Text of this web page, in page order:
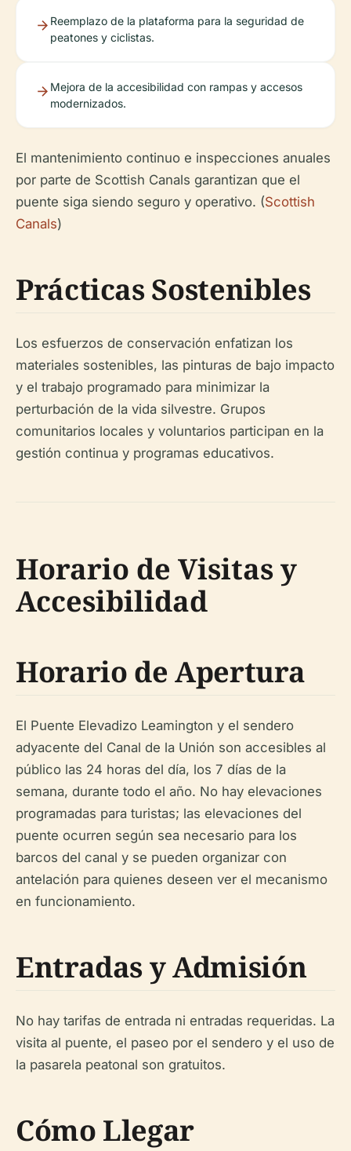
Reemplazo de la plataforma para la seguridad de
peatones y ciclistas.
Mejora de la accesibilidad con rampas y accesos
modernizados.
El mantenimiento continuo e inspecciones anuales
por parte de Scottish Canals garantizan que el
puente siga siendo seguro y operativo. (Scottish
Canals)
Prácticas Sostenibles
Los esfuerzos de conservación enfatizan los
materiales sostenibles, las pinturas de bajo impacto
y el trabajo programado para minimizar la
perturbación de la vida silvestre. Grupos
comunitarios locales y voluntarios participan en la
gestión continua y programas educativos.
Horario de Visitas y
Accesibilidad
Horario de Apertura
El Puente Elevadizo Leamington y el sendero
adyacente del Canal de la Unión son accesibles al
público las 24 horas del día, los 7 días de la
semana, durante todo el año. No hay elevaciones
programadas para turistas; las elevaciones del
puente ocurren según sea necesario para los
barcos del canal y se pueden organizar con
antelación para quienes deseen ver el mecanismo
en funcionamiento.
Entradas y Admisión
No hay tarifas de entrada ni entradas requeridas. La
visita al puente, el paseo por el sendero y el uso de
la pasarela peatonal son gratuitos.
Cómo Llegar